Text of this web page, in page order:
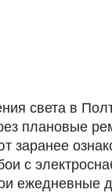
света в
плановые
заранее
с
ежедневные